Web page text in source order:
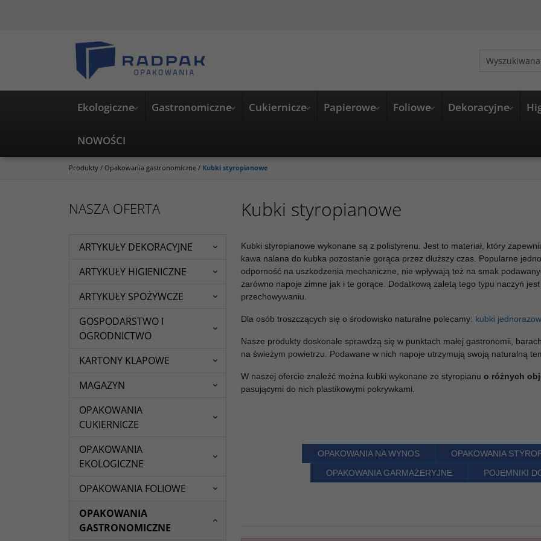
Ekologiczne Gastronomiczne Cukiernicze Papierowe Foliowe Dekoracyjne
NOWOŚCI
Produkty / Opakowania gastronomiczne / Kubki styropianowe
Kubki styropianowe
Kubki styropianowe wykonane są z polistyrenu. Jest to materiał, który
kawa nalana do kubka pozostanie gorąca przez dłuższy czas. Popularne
odporność na uszkodzenia mechaniczne, nie wpływają też na smak
zarówno napoje zimne jak i te gorące. Dodatkową zaletą tego typu naczyń
przechowywaniu.
Dla osób troszczących się o środowisko naturalne polecamy: kubki
Nasze produkty doskonale sprawdzą się w punktach małej gastronomii,
na świeżym powietrzu. Podawane w nich napoje utrzymują swoją naturalną
W naszej ofercie znaleźć można kubki wykonane ze styropianu o różnych
pasującymi do nich plastikowymi pokrywkami.
OPAKOWANIA NA WYNOS
OPAKOWANIA
OPAKOWANIA GARMAŻERYJNE
POJEMNIKI
NASZA OFERTA
ARTYKUŁY DEKORACYJNE
ARTYKUŁY HIGIENICZNE
ARTYKUŁY SPOŻYWCZE
GOSPODARSTWO I
OGRODNICTWO
KARTONY KLAPOWE
MAGAZYN
OPAKOWANIA
CUKIERNICZE
OPAKOWANIA
EKOLOGICZNE
OPAKOWANIA FOLIOWE
OPAKOWANIA
GASTRONOMICZNE